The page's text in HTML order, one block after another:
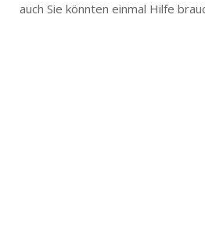
auch Sie könnten einmal Hilfe